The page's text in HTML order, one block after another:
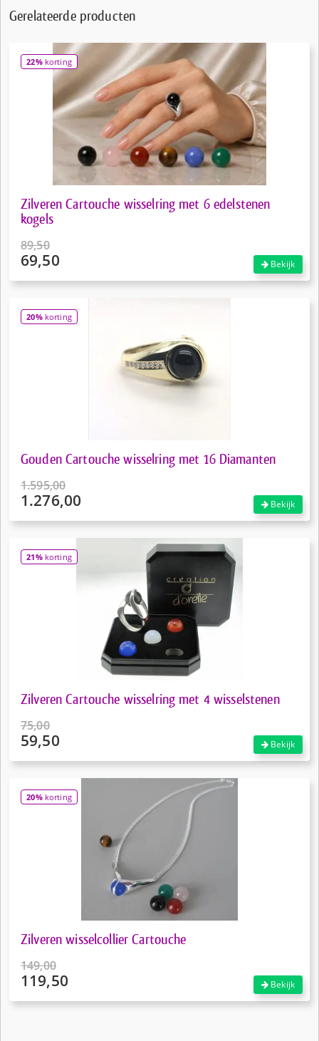
Gerelateerde producten
22%korting
Zilveren Cartouche wisselring met 6 edelstenen
kogels
89,50
Oorspronkelijke
69,50
is:
€69,50.
Bekijk
20%korting
Gouden Cartouche wisselring met 16 Diamanten
1.595,00
Oorspronkelijke
1.276,00
is:
€1.276,00.
Bekijk
21%korting
Zilveren Cartouche wisselring met 4 wisselstenen
75,00
Oorspronkelijke
59,50
is:
€59,50.
Bekijk
20%korting
Zilveren wisselcollier Cartouche
149,00
Oorspronkelijke
119,50 Bekijk